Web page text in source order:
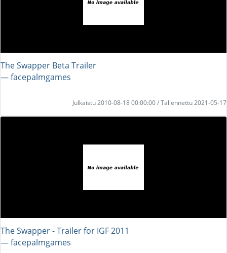
The Swapper Beta Trailer
― facepalmgames
Julkaistu 2010-08-18 00:00:00 / Tallennettu 2021-05-17
The Swapper - Trailer for IGF 2011
― facepalmgames